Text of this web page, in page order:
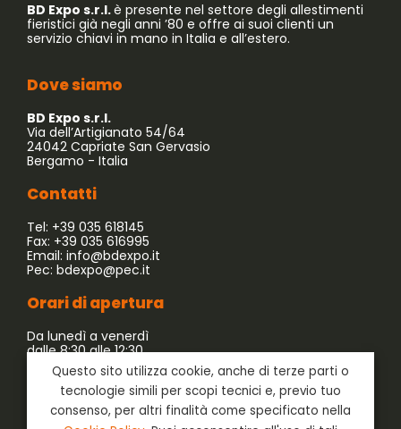
BD Expo s.r.l.è presente nel settore degli allestimenti
fieristici già negli anni ’80 e offre ai suoi clienti un
servizio chiavi in mano in Italia e all’estero.
Dove siamo
BD Expo s.r.l.
Via dell’Artigianato 54/64
24042 Capriate San Gervasio
Bergamo - Italia
Contatti
Tel: +39 035 618145
Fax: +39 035 616995
Email: info@bdexpo.it
Pec: bdexpo@pec.it
Orari di apertura
Da lunedì a venerdì
dalle 8:30 alle 12:30
dalle 13:30 alle 17:30
Azienda associata a:
Questo sito utilizza cookie, anche di terze parti o
tecnologie simili per scopi tecnici e, previo tuo
consenso, per altri finalità come specificato nella